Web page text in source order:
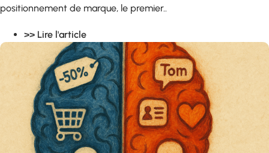
positionnement de marque, le premier..
>> Lire l'article